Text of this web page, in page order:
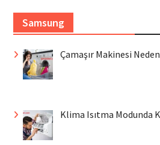
Samsung
Çamaşır Makinesi
Klima Isıtma Modunda